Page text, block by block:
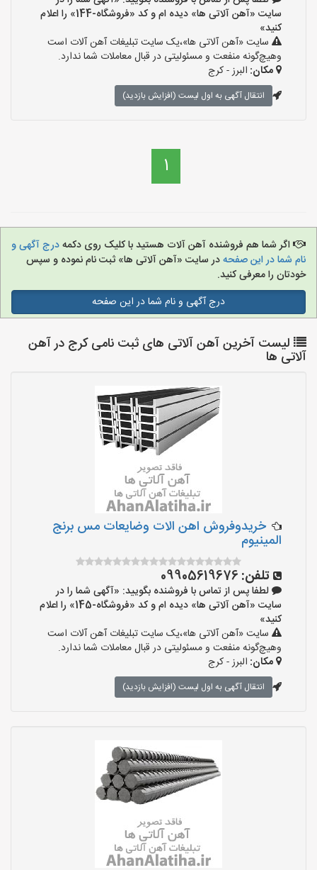
سایت «آهن آلاتی ها» دیده ام و کد «فروشگاه-144» را اعلام
کنید»
سایت «آهن آلاتی ها»،یک سایت تبلیغات آهن آلات است
وهیچ‌گونه منفعت و مسئولیتی در قبال معاملات شما ندارد.
مکان: البرز - کرج
انتقال آگهی به اول لیست (افزایش بازدید)
1
اگر شما هم فروشنده آهن آلات هستید با کلیک روی دکمهدرج آگهی و
نام شما در این صفحهدر سایت «آهن آلاتی ها» ثبت نام نموده و سپس
خودتان را معرفی کنید.
درج آگهی و نام شما در این صفحه
لیست آخرین آهن آلاتی های ثبت نامی کرج در آهن
آلاتی ها
خریدوفروش اهن الات وضایعات مس برنج
المینیوم
تلفن: 09905619676
لطفا پس از تماس با فروشنده بگویید: «آگهی شما را در
سایت «آهن آلاتی ها» دیده ام و کد «فروشگاه-145» را اعلام
کنید»
سایت «آهن آلاتی ها»،یک سایت تبلیغات آهن آلات است
وهیچ‌گونه منفعت و مسئولیتی در قبال معاملات شما ندارد.
مکان: البرز - کرج
انتقال آگهی به اول لیست (افزایش بازدید)